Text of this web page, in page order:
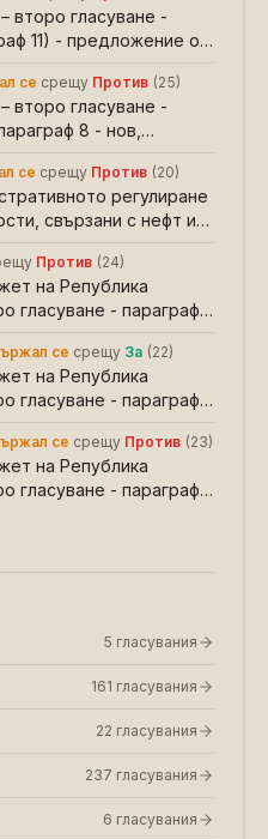
второ гласуване -
11) - предложение от
се срещу Против (25)
второ гласуване -
8 - нов,
се срещу Против (20)
регулиране
свързани с нефт и
за второ гласуване
Против (24)
на Република
гласуване - параграф
се срещу За (22)
на Република
гласуване - параграф
се срещу Против (23)
на Република
гласуване - параграф
5 гласувания
161 гласувания
22 гласувания
237 гласувания
6 гласувания